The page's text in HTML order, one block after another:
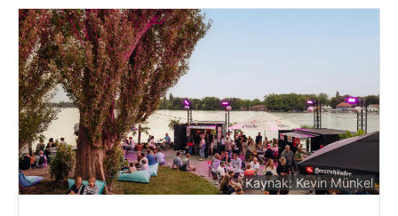
Kaynak: Kevin Münkel